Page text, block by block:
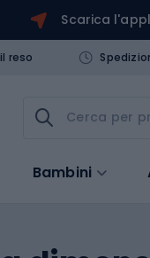
Scarica
reso
Bambini